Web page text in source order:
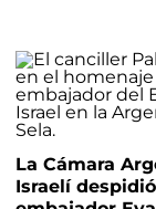
La Cámara
Israelí